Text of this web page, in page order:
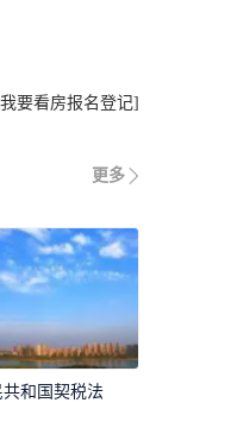
我要看房报名登记]
更多
共和国契税法